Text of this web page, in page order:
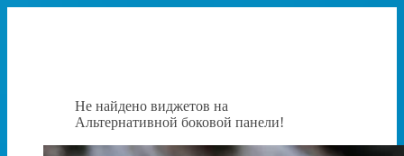
Не найдено виджетов на
Альтернативной боковой панели!